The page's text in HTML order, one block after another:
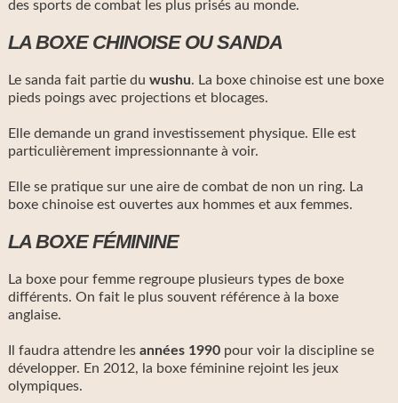
des sports de combat les plus prisés au monde.
LA BOXE CHINOISE OU SANDA
Le sanda fait partie du wushu. La boxe chinoise est une boxe
pieds poings avec projections et blocages.
Elle demande un grand investissement physique. Elle est
particulièrement impressionnante à voir.
Elle se pratique sur une aire de combat de non un ring. La
boxe chinoise est ouvertes aux hommes et aux femmes.
LA BOXE FÉMININE
La boxe pour femme regroupe plusieurs types de boxe
différents. On fait le plus souvent référence à la boxe
anglaise.
Il faudra attendre les années 1990pour voir la discipline se
développer. En 2012, la boxe féminine rejoint les jeux
olympiques.